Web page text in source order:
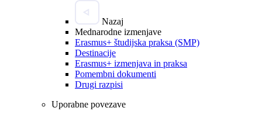
Nazaj
Mednarodne izmenjave
Erasmus+ študijska praksa (SMP)
Destinacije
Erasmus+ izmenjava in praksa
Pomembni dokumenti
Drugi razpisi
Uporabne povezave